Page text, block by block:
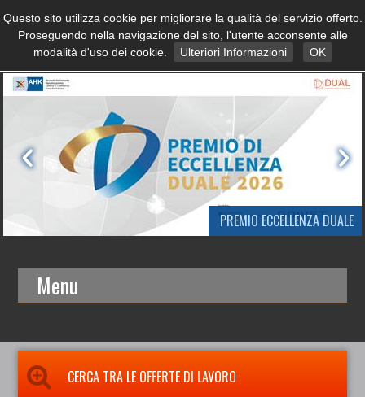
PREMIO ECCELLENZA DUALE
Menu
CERCA TRA LE OFFERTE DI LAVORO
Questo sito utilizza cookie per migliorare la qualità del servizio offerto.
Proseguendo nella navigazione del sito, l'utente acconsente alle
modalità d'uso dei cookie.
Ulteriori Informazioni OK